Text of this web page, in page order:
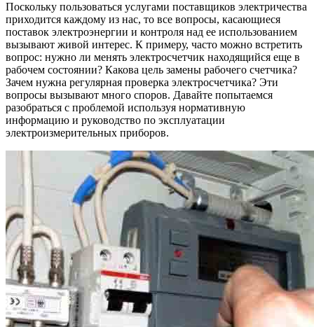
Поскольку пользоваться услугами поставщиков электричества
приходится каждому из нас, то все вопросы, касающиеся
поставок электроэнергии и контроля над ее использованием
вызывают живой интерес. К примеру, часто можно встретить
вопрос: нужно ли менять электросчетчик находящийся еще в
рабочем состоянии? Какова цель замены рабочего счетчика?
Зачем нужна регулярная проверка электросчетчика? Эти
вопросы вызывают много споров. Давайте попытаемся
разобраться с проблемой используя нормативную
информацию и руководство по эксплуатации
электроизмерительных приборов.